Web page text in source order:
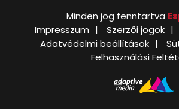
Minden jog fenntartva
Impresszum
Szerzői jogok
Adatvédelmi beállítások
Felhasználási